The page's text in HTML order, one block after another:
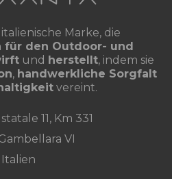
Marke, die
für den Outdoor- und
und herstellt, indem sie
, handwerkliche Sorgfalt
vereint.
11, Km 331
VI
Italien